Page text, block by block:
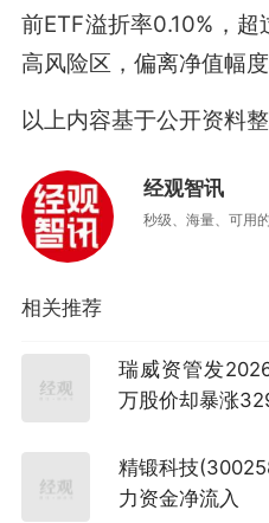
前ETF溢折率0.10%，
高风险区，偏离净值幅
以上内容基于公开资料
经观智讯
秒级、海量、可用
相关推荐
瑞威资管发
万股价却暴涨
精锻科技
力资金净流入